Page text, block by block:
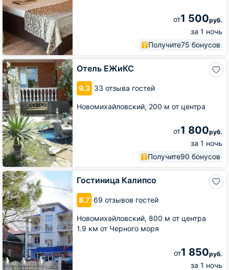
от1 500руб.
за 1 ночь
Получите75 бонусов
Отель ЕЖиКС
9.3 33 отзыва гостей
Новомихайловский, 200 м от центра
от1 800руб.
за 1 ночь
Получите90 бонусов
Отель
ЕЖиКС
Гостиница Калипсо
8.7 69 отзывов гостей
Новомихайловский, 800 м от центра
1.9 км от Черного моря
от1 850руб.
за 1 ночь
Гостиница
Калипсо